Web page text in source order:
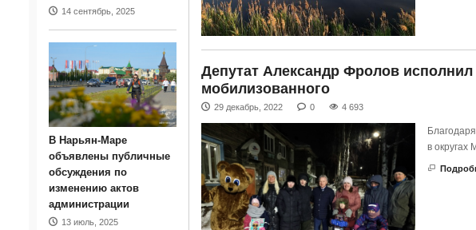
Депутат Александр Фролов
мобилизованного
29 декабрь, 2022 0 4 693
в округах
14 сентябрь, 2025
В Нарьян-Маре
объявлены публичные
обсуждения по
изменению актов
администрации
13 июль, 2025